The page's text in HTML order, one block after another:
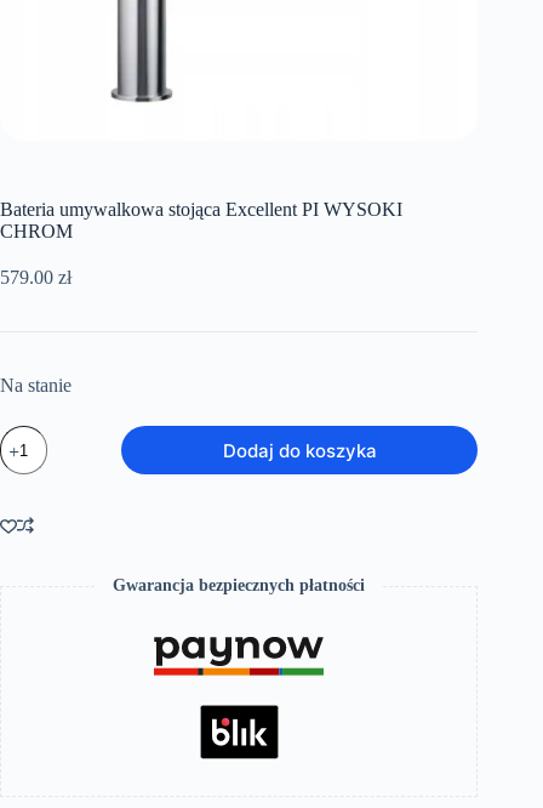
Bateria umywalkowa stojąca Excellent PI WYSOKI
CHROM
579.00 zł
Na stanie
ilość
Bateria
umywalkowa
Excellent
PI
Dodaj do koszyka
Gwarancja bezpiecznych płatności